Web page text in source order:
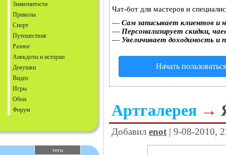
Знаменитости
Приколы
Спорт
Путешествия
Разное
Анекдоты и истории
Девушки
Видео
Игры
Обои
Форум
теги
Чат-бот для мастеров и
— Сам записывает клиентов и
— Персонализирует скидки,
— Увеличивает доходимость и
Начать
Артгалерея →
Добавил enot | 9-08-2010,